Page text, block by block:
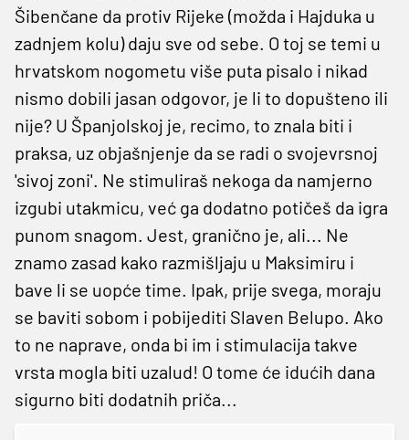
Šibenčane da protiv Rijeke (možda i Hajduka u
zadnjem kolu) daju sve od sebe. O toj se temi u
hrvatskom nogometu više puta pisalo i nikad
nismo dobili jasan odgovor, je li to dopušteno ili
nije? U Španjolskoj je, recimo, to znala biti i
praksa, uz objašnjenje da se radi o svojevrsnoj
'sivoj zoni'. Ne stimuliraš nekoga da namjerno
izgubi utakmicu, već ga dodatno potičeš da igra
punom snagom. Jest, granično je, ali... Ne
znamo zasad kako razmišljaju u Maksimiru i
bave li se uopće time. Ipak, prije svega, moraju
se baviti sobom i pobijediti Slaven Belupo. Ako
to ne naprave, onda bi im i stimulacija takve
vrsta mogla biti uzalud! O tome će idućih dana
sigurno biti dodatnih priča...